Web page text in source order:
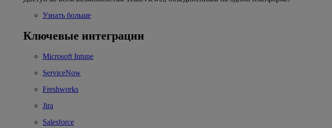
Узнать больше
Ключевые интеграции
Microsoft Intune
ServiceNow
Freshworks
Jira
Salesforce